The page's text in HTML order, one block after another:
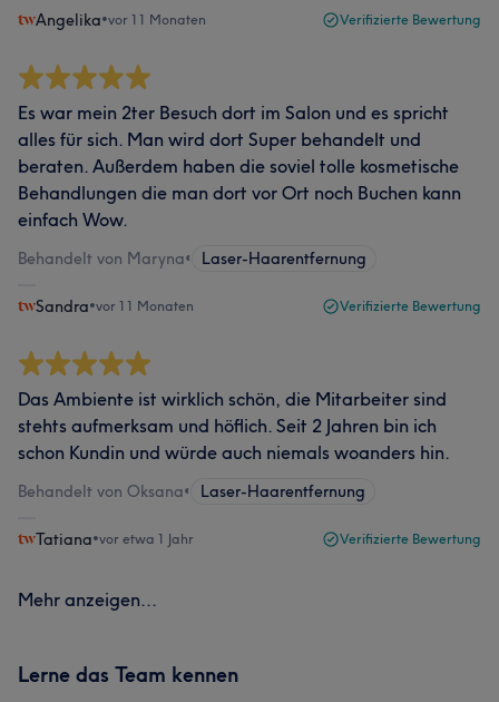
Angelika•vor 11 Monaten Verifizierte Bewertung
Es war mein 2ter Besuch dort im Salon und es spricht
alles für sich. Man wird dort Super behandelt und
beraten. Außerdem haben die soviel tolle kosmetische
Behandlungen die man dort vor Ort noch Buchen kann
einfach Wow.
Behandelt von Maryna• Laser-Haarentfernung
Sandra•vor 11 Monaten Verifizierte Bewertung
Das Ambiente ist wirklich schön, die Mitarbeiter sind
stehts aufmerksam und höflich. Seit 2 Jahren bin ich
schon Kundin und würde auch niemals woanders hin.
Behandelt von Oksana• Laser-Haarentfernung
Tatiana•vor etwa 1 Jahr Verifizierte Bewertung
Mehr anzeigen...
Lerne das Team kennen